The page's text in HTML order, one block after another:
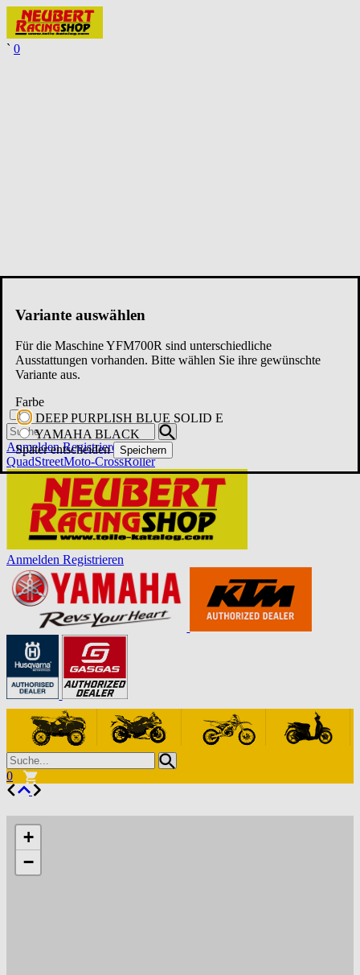
` 0
Anmelden Registrieren
QuadStreetMoto-CrossRoller
Anmelden Registrieren
0
+
−
Variante auswählen
Für die MaschineYFM700R sind unterschiedliche
Ausstattungen vorhanden. Bitte wählen Sie ihre gewünschte
Variante aus.
Farbe
DEEP PURPLISH BLUE SOLID E
YAMAHA BLACK
Später entscheiden
Speichern